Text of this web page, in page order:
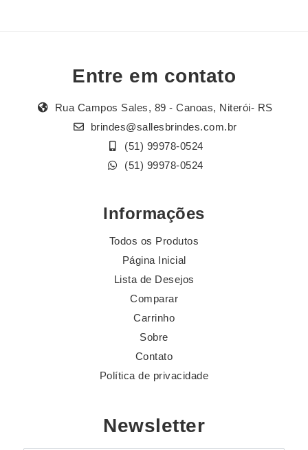
Entre em contato
Rua Campos Sales, 89 - Canoas, Niterói- RS
brindes@sallesbrindes.com.br
(51) 99978-0524
(51) 99978-0524
Informações
Todos os Produtos
Página Inicial
Lista de Desejos
Comparar
Carrinho
Sobre
Contato
Política de privacidade
Newsletter